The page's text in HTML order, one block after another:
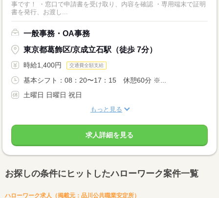
事です！ ・窓口で申請書を受け取り、内容を確認 ・専用端末で証明
書を発行、お渡し...
一般事務・OA事務
東京都葛飾区/京成立石駅（徒歩 7分）
時給1,400円 交通費全額支給
基本シフト：08：20〜17：15 休憩60分 ※...
土曜日 日曜日 祝日
もっと見る
求人詳細を見る
お探しの条件にヒットしたハローワーク案件一覧
ハローワーク求人（掲載元：品川公共職業安定所）